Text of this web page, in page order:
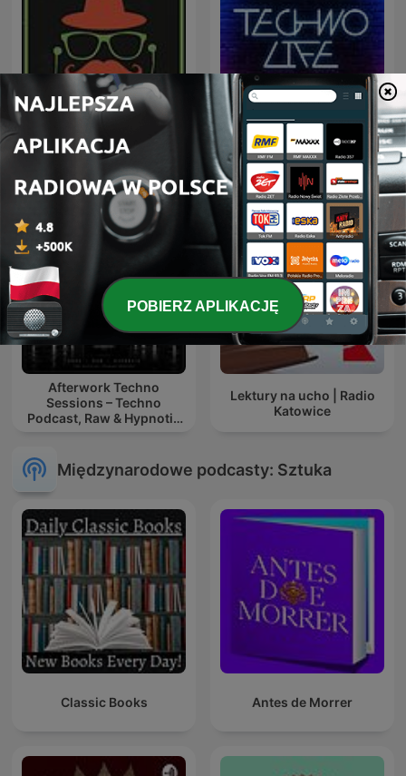
Наші детективи Techno Life
Afterwork Techno
Sessions – Techno
Podcast, Raw & Hypnotic
Lektury na ucho | Radio
Katowice
Międzynarodowe podcasty: Sztuka
Classic Books Antes de Morrer
POBIERZ APLIKACJĘ